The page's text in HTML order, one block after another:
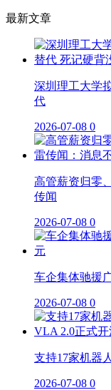
最新文章
深圳理工大学
代
2026-07-08 0
高管薪资归零
传闻
2026-07-08 0
车企集体驰援
2026-07-08 0
支持17家机器
2026-07-08 0